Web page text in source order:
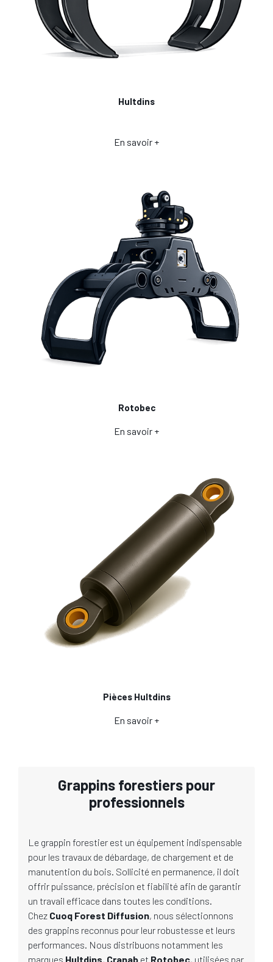
Hultdins
En savoir +
Rotobec
En savoir +
Pièces Hultdins
En savoir +
Grappins forestiers pour
professionnels
Le grappin forestier est un équipement indispensable
pour les travaux de débardage, de chargement et de
manutention du bois. Sollicité en permanence, il doit
offrir puissance, précision et fiabilité afin de garantir
un travail efficace dans toutes les conditions.
Chez Cuoq Forest Diffusion, nous sélectionnons
des grappins reconnus pour leur robustesse et leurs
performances. Nous distribuons notamment les
marques Hultdins, Cranab et Rotobec, utilisées par